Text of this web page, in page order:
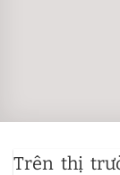
Trên thị